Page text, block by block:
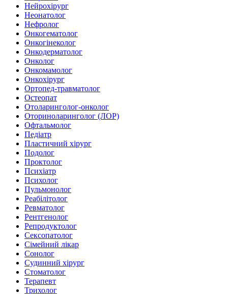
Нейрохірург
Неонатолог
Нефролог
Онкогематолог
Онкогінеколог
Онкодерматолог
Онколог
Онкомамолог
Онкохірург
Ортопед-травматолог
Остеопат
Отоларинголог-онколог
Оториноларинголог (ЛОР)
Офтальмолог
Педіатр
Пластичний хірург
Подолог
Проктолог
Психіатр
Психолог
Пульмонолог
Реабілітолог
Ревматолог
Рентгенолог
Репродуктолог
Сексопатолог
Сімейний лікар
Сонолог
Судинний хірург
Стоматолог
Терапевт
Трихолог